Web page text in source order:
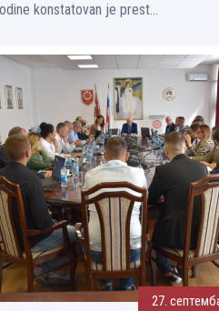
konstatovan je prest...
27.